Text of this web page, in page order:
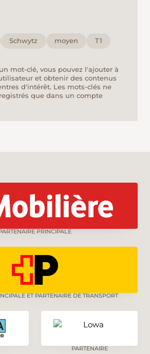
Schwytz moyen T1
mot-clé, vous pouvez l'ajouter à
et obtenir des contenus
d'intérêt. Les mots-clés ne
que dans un compte
PRINCIPALE
ET PARTENAIRE DE TRANSPORT
PARTENAIRE